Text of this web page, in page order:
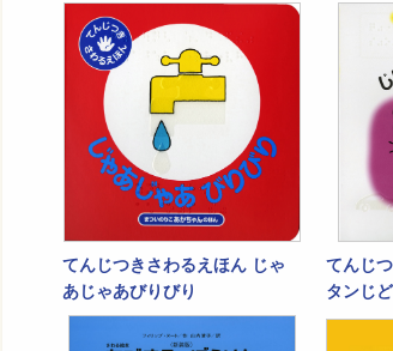
てんじつきさわるえほん じゃ
あじゃあびりびり
てんじ
タンじ